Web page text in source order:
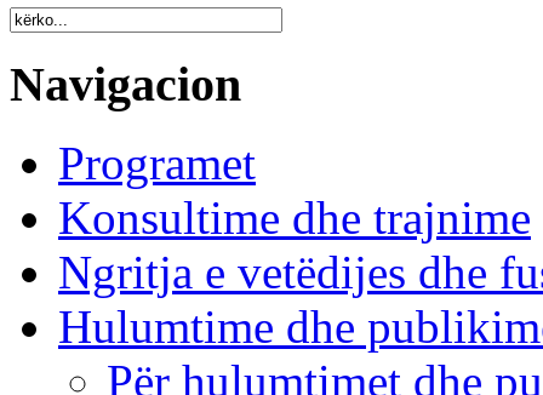
Navigacion
Programet
Konsultime dhe trajnime
Ngritja e vetëdijes dhe
Hulumtime dhe
Për hulumtimet dhe